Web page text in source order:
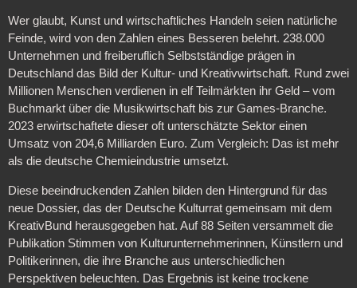
Wer glaubt, Kunst und wirtschaftliches Handeln seien natürliche
Feinde, wird von den Zahlen eines Besseren belehrt. 238.000
Unternehmen und freiberuflich Selbstständige prägen in
Deutschland das Bild der Kultur- und Kreativwirtschaft. Rund zwei
Millionen Menschen verdienen in elf Teilmärkten ihr Geld – vom
Buchmarkt über die Musikwirtschaft bis zur Games-Branche.
2023 erwirtschaftete dieser oft unterschätzte Sektor einen
Umsatz von 204,6 Milliarden Euro. Zum Vergleich: Das ist mehr
als die deutsche Chemieindustrie umsetzt.
Diese beeindruckenden Zahlen bilden den Hintergrund für das
neue Dossier, das der Deutsche Kulturrat gemeinsam mit dem
KreativBund herausgegeben hat. Auf 88 Seiten versammelt die
Publikation Stimmen von Kulturunternehmerinnen, Künstlern und
Politikerinnen, die ihre Branche aus unterschiedlichen
Perspektiven beleuchten. Das Ergebnis ist keine trockene